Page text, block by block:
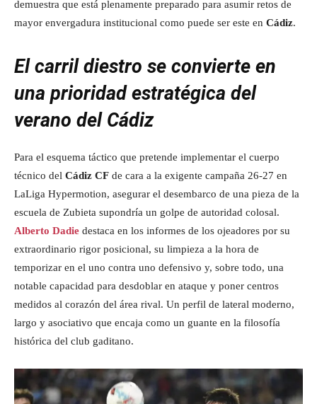
demuestra que está plenamente preparado para asumir retos de
mayor envergadura institucional como puede ser este en Cádiz.
El carril diestro se convierte en
una prioridad estratégica del
verano del Cádiz
Para el esquema táctico que pretende implementar el cuerpo
técnico del Cádiz CF de cara a la exigente campaña 26-27 en
LaLiga Hypermotion, asegurar el desembarco de una pieza de la
escuela de Zubieta supondría un golpe de autoridad colosal.
Alberto Dadie destaca en los informes de los ojeadores por su
extraordinario rigor posicional, su limpieza a la hora de
temporizar en el uno contra uno defensivo y, sobre todo, una
notable capacidad para desdoblar en ataque y poner centros
medidos al corazón del área rival. Un perfil de lateral moderno,
largo y asociativo que encaja como un guante en la filosofía
histórica del club gaditano.